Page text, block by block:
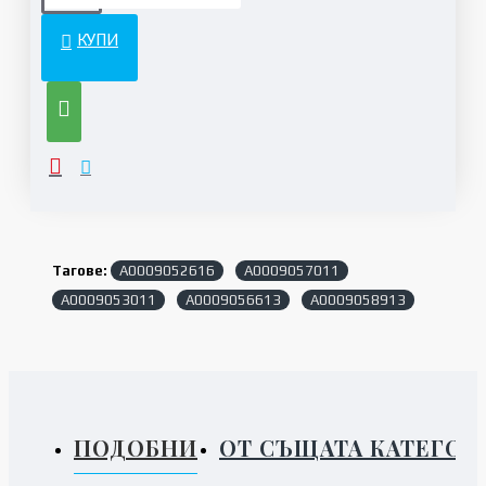
КУПИ
Тагове: A0009052616
A0009057011
A0009053011
A0009056613 A0009058913
ПОДОБНИ ОТ СЪЩАТА